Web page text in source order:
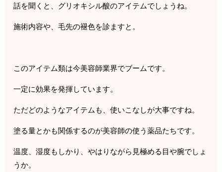
話を聞くと、グリオキシル酸のアイテムでしょうね。
施術内容や、毛先の褪色を診ますと。
このアイテム類は今美容師業界でブームです。
一定に効果を発揮しています。
ただどのようなアイテムも、使いこなしが大事ですね。
塗る量とかも関係するのが美容師の使う薬品たちです。
温度、湿度もしかり、やはりながら見極める目や腕でしょ
うか。